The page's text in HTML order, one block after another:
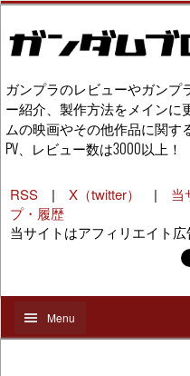
ガンプラのレビューやガンプ
ー紹介、製作方法をメインに
ムの映画やその他作品に関す
PV、レビュー数は3000以上！
RSS | X（twitter） | 当
プ・履歴
当サイトはアフィリエイト広
Menu